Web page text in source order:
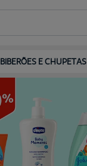
BIBERÕES E CHUPETAS